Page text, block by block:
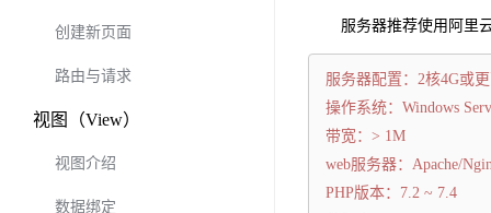
创建新页面
路由与请求
视图（View）
视图介绍
数据绑定
服务器推荐使用阿里
服务器配置：2核4G或
操作系统：Windows
带宽：> 1M
web服务器：Apache/
PHP版本：7.2 ~ 7.4